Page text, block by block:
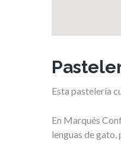
Esta pastelería
En Marqués
lenguas de gato,